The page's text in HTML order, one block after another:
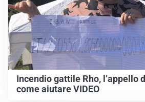
Incendio gattile Rho, l’appello
come aiutare VIDEO